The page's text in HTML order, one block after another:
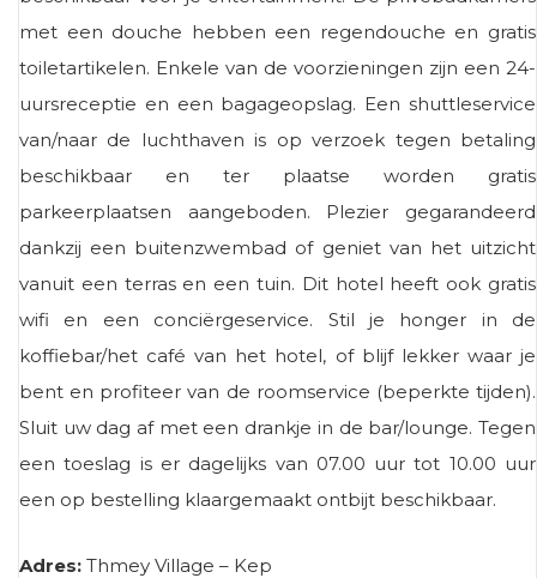
met een douche hebben een regendouche en gratis
toiletartikelen. Enkele van de voorzieningen zijn een 24-
uursreceptie en een bagageopslag. Een shuttleservice
van/naar de luchthaven is op verzoek tegen betaling
beschikbaar en ter plaatse worden gratis
parkeerplaatsen aangeboden. Plezier gegarandeerd
dankzij een buitenzwembad of geniet van het uitzicht
vanuit een terras en een tuin. Dit hotel heeft ook gratis
wifi en een conciërgeservice. Stil je honger in de
koffiebar/het café van het hotel, of blijf lekker waar je
bent en profiteer van de roomservice (beperkte tijden).
Sluit uw dag af met een drankje in de bar/lounge. Tegen
een toeslag is er dagelijks van 07.00 uur tot 10.00 uur
een op bestelling klaargemaakt ontbijt beschikbaar.
Adres: Thmey Village – Kep